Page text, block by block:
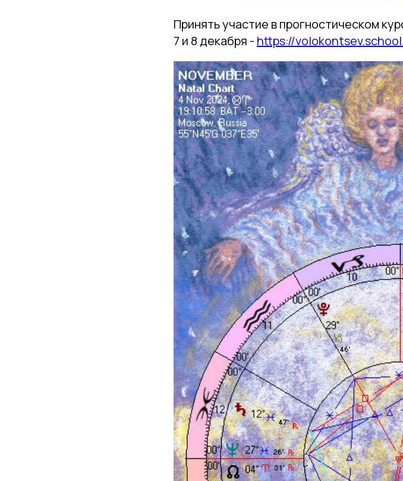
Принять участие в прогностическом
7 и 8 декабря - https://